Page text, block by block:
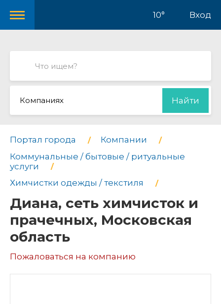
10° Вход
Компаниях Найти
Портал города
Компании
Коммунальные / бытовые / ритуальные
услуги
Химчистки одежды / текстиля
Диана, сеть химчисток и
прачечных, Московская
область
Пожаловаться на компанию